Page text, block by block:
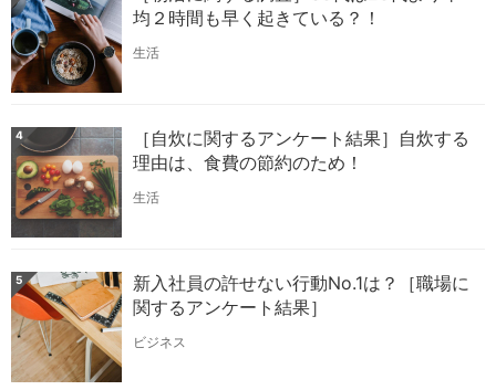
均２時間も早く起きている？！
生活
4
［自炊に関するアンケート結果］自炊する
理由は、食費の節約のため！
生活
5
新入社員の許せない行動No.1は？［職場に
関するアンケート結果］
ビジネス